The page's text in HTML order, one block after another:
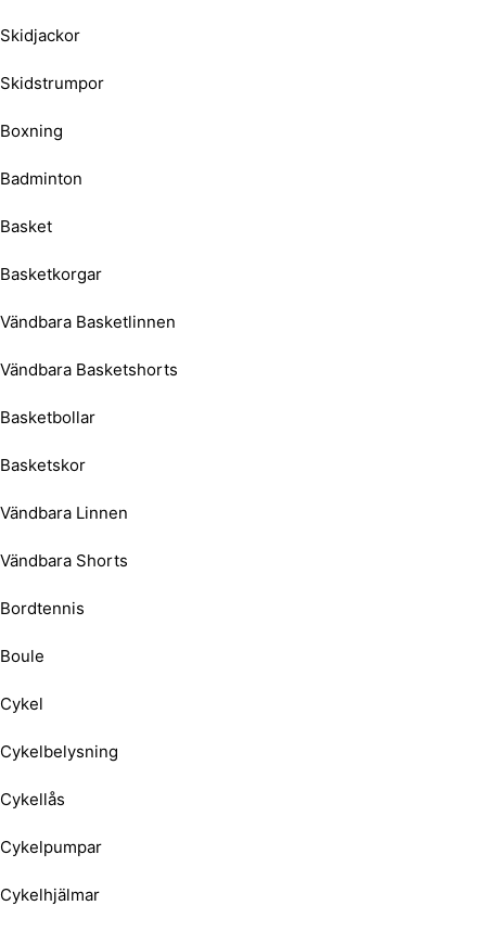
Skidjackor
Skidstrumpor
Boxning
Badminton
Basket
Basketkorgar
Vändbara Basketlinnen
Vändbara Basketshorts
Basketbollar
Basketskor
Vändbara Linnen
Vändbara Shorts
Bordtennis
Boule
Cykel
Cykelbelysning
Cykellås
Cykelpumpar
Cykelhjälmar